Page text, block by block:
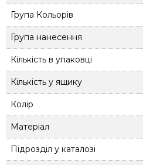
Група Кольорів
Група нанесення
Кількість в упаковці
Кількість у ящику
Колір
Матеріал
Підрозділ у каталозі